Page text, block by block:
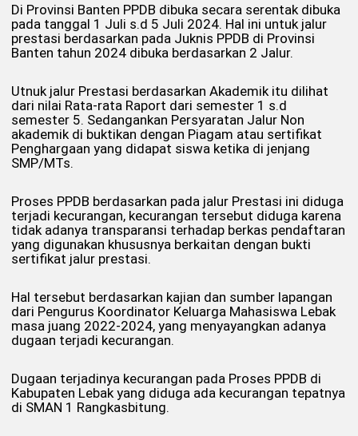
Di Provinsi Banten PPDB dibuka secara serentak dibuka
pada tanggal 1 Juli s.d 5 Juli 2024. Hal ini untuk jalur
prestasi berdasarkan pada Juknis PPDB di Provinsi
Banten tahun 2024 dibuka berdasarkan 2 Jalur.
Utnuk jalur Prestasi berdasarkan Akademik itu dilihat
dari nilai Rata-rata Raport dari semester 1 s.d
semester 5. Sedangankan Persyaratan Jalur Non
akademik di buktikan dengan Piagam atau sertifikat
Penghargaan yang didapat siswa ketika di jenjang
SMP/MTs.
Proses PPDB berdasarkan pada jalur Prestasi ini diduga
terjadi kecurangan, kecurangan tersebut diduga karena
tidak adanya transparansi terhadap berkas pendaftaran
yang digunakan khususnya berkaitan dengan bukti
sertifikat jalur prestasi.
Hal tersebut berdasarkan kajian dan sumber lapangan
dari Pengurus Koordinator Keluarga Mahasiswa Lebak
masa juang 2022-2024, yang menyayangkan adanya
dugaan terjadi kecurangan.
Dugaan terjadinya kecurangan pada Proses PPDB di
Kabupaten Lebak yang diduga ada kecurangan tepatnya
di SMAN 1 Rangkasbitung.